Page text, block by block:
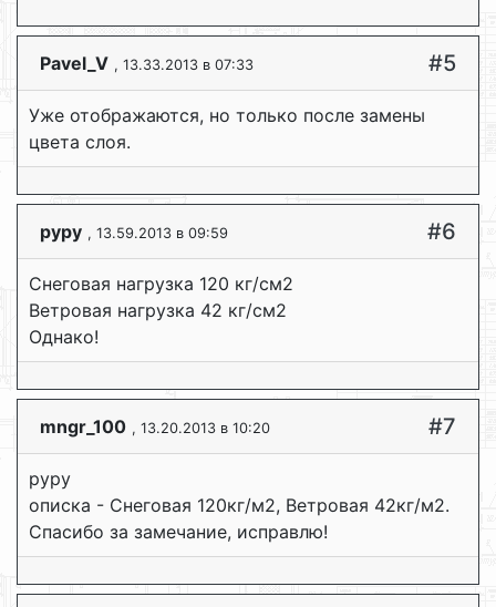
Pavel_V , 13.33.2013 в 07:33 #5
Уже отображаются, но только после замены
цвета слоя.
руру , 13.59.2013 в 09:59 #6
Снеговая нагрузка 120 кг/см2
Ветровая нагрузка 42 кг/см2
Однако!
mngr_100 , 13.20.2013 в 10:20 #7
руру
описка - Снеговая 120кг/м2, Ветровая 42кг/м2.
Спасибо за замечание, исправлю!